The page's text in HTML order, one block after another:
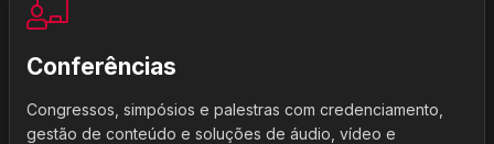
Conferências
Congressos, simpósios e palestras com credenciamento,
gestão de conteúdo e soluções de áudio, vídeo e